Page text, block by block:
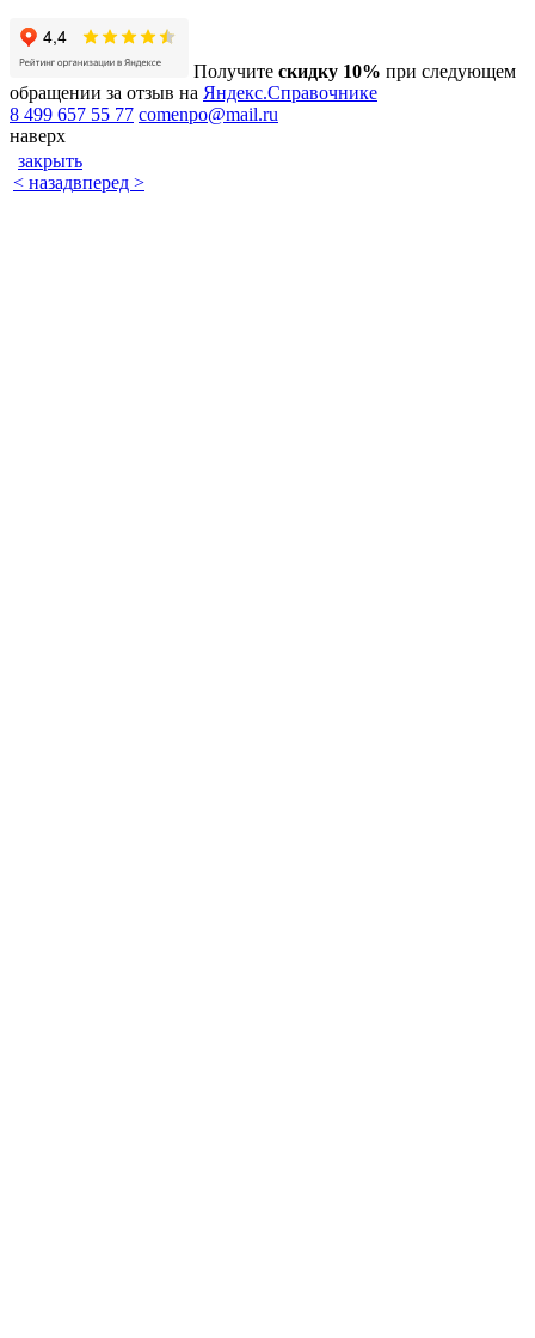
Получите скидку 10% при следующем
обращении за отзыв на Яндекс.Справочнике
8 499 657 55 77 comenpo@mail.ru
наверх
закрыть
< назадвперед >